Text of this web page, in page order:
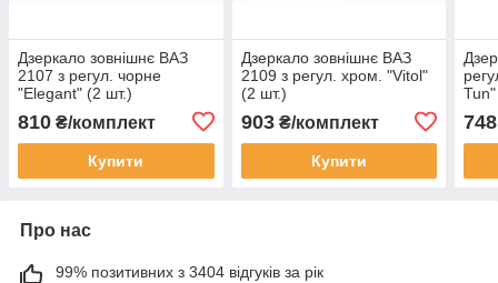
Дзеркало зовнішнє ВАЗ
2107 з регул. чорне
"Elegant" (2 шт.)
810 ₴/комплект
Купити
Дзеркало зовнішнє ВАЗ
2109 з регул. хром. "Vitol"
(2 шт.)
903₴/комплект
Купити
748
Про нас
99% позитивних з 3404 відгуків за рік